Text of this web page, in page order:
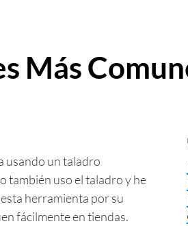
Más
usando un taladro
también uso el taladro y he
herramienta por su
fácilmente en tiendas.